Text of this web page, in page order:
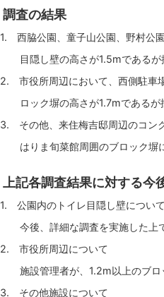
調査の結果
1. 西脇公園、童子山公園、野村
目隠し壁の高さが1.5mであるが
2. 市役所周辺において、西側駐車
ロック塀の高さが1.7mであるが
3. その他、来住梅吉邸周辺のコン
はりま旬菜館周囲のブロック塀に
上記各調査結果に対する今
1. 公園内のトイレ目隠し壁について
今後、詳細な調査を実施した上で
2. 市役所周辺について
施設管理者が、1.2m以上のブロ
3. その他施設について